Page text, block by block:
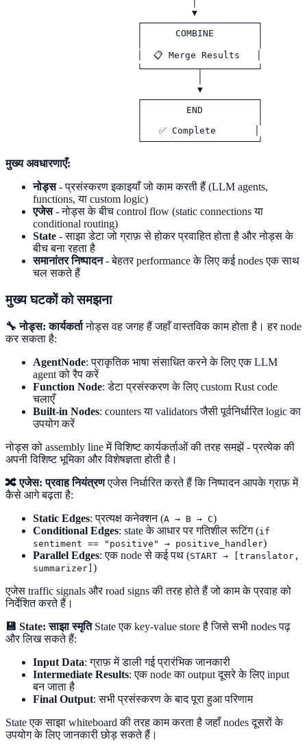
                                  ▼
                        ┌─────────────────────┐
                        │      COMBINE        │
                        │  📋 Merge Results   │
                        └──────────┬──────────┘
                                   ▼
                        ┌─────────────────────┐
                        │        END          │
                        │   ✅ Complete       │
                        └─────────────────────┘
मुख्य अवधारणाएँ:
नोड्स- प्रसंस्करण इकाइयाँ जो काम करती हैं (LLM agents,
functions, या custom logic)
एजेस- नोड्स के बीच control flow (static connections या
conditional routing)
State - साझा डेटा जो ग्राफ़ से होकर प्रवाहित होता है और नोड्स के
बीच बना रहता है
समानांतर निष्पादन- बेहतर performance के लिए कई nodes एक साथ
चल सकते हैं
मुख्य घटकों को समझना
🔧 नोड्स: कार्यकर्तानोड्स वह जगह हैं जहाँ वास्तविक काम होता है। हर node
कर सकता है:
AgentNode: प्राकृतिक भाषा संसाधित करने के लिए एक LLM
agent को रैप करें
Function Node: डेटा प्रसंस्करण के लिए custom Rust code
चलाएँ
Built-in Nodes: counters या validators जैसी पूर्वनिर्धारित logic का
उपयोग करें
नोड्स को assembly line में विशिष्ट कार्यकर्ताओं की तरह समझें - प्रत्येक की
अपनी विशिष्ट भूमिका और विशेषज्ञता होती है।
🔀 एजेस: प्रवाह नियंत्रणएजेस निर्धारित करते हैं कि निष्पादन आपके ग्राफ़ में
कैसे आगे बढ़ता है:
Static Edges: प्रत्यक्ष कनेक्शन (A → B → C)
Conditional Edges: state के आधार पर गतिशील रूटिंग (if
sentiment == "positive" → positive_handler)
Parallel Edges: एक node से कई पथ (START → [translator,
summarizer] )
एजेस traffic signals और road signs की तरह होते हैं जो काम के प्रवाह को
निर्देशित करते हैं।
💾 State: साझा स्मृतिState एक key-value store है जिसे सभी nodes पढ़
और लिख सकते हैं:
Input Data: ग्राफ़ में डाली गई प्रारंभिक जानकारी
Intermediate Results: एक node का output दूसरे के लिए input
बन जाता है
Final Output: सभी प्रसंस्करण के बाद पूरा हुआ परिणाम
State एक साझा whiteboard की तरह काम करता है जहाँ nodes दूसरों के
उपयोग के लिए जानकारी छोड़ सकते हैं।